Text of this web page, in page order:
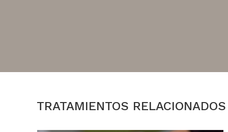
TRATAMIENTOS RELACIONADOS